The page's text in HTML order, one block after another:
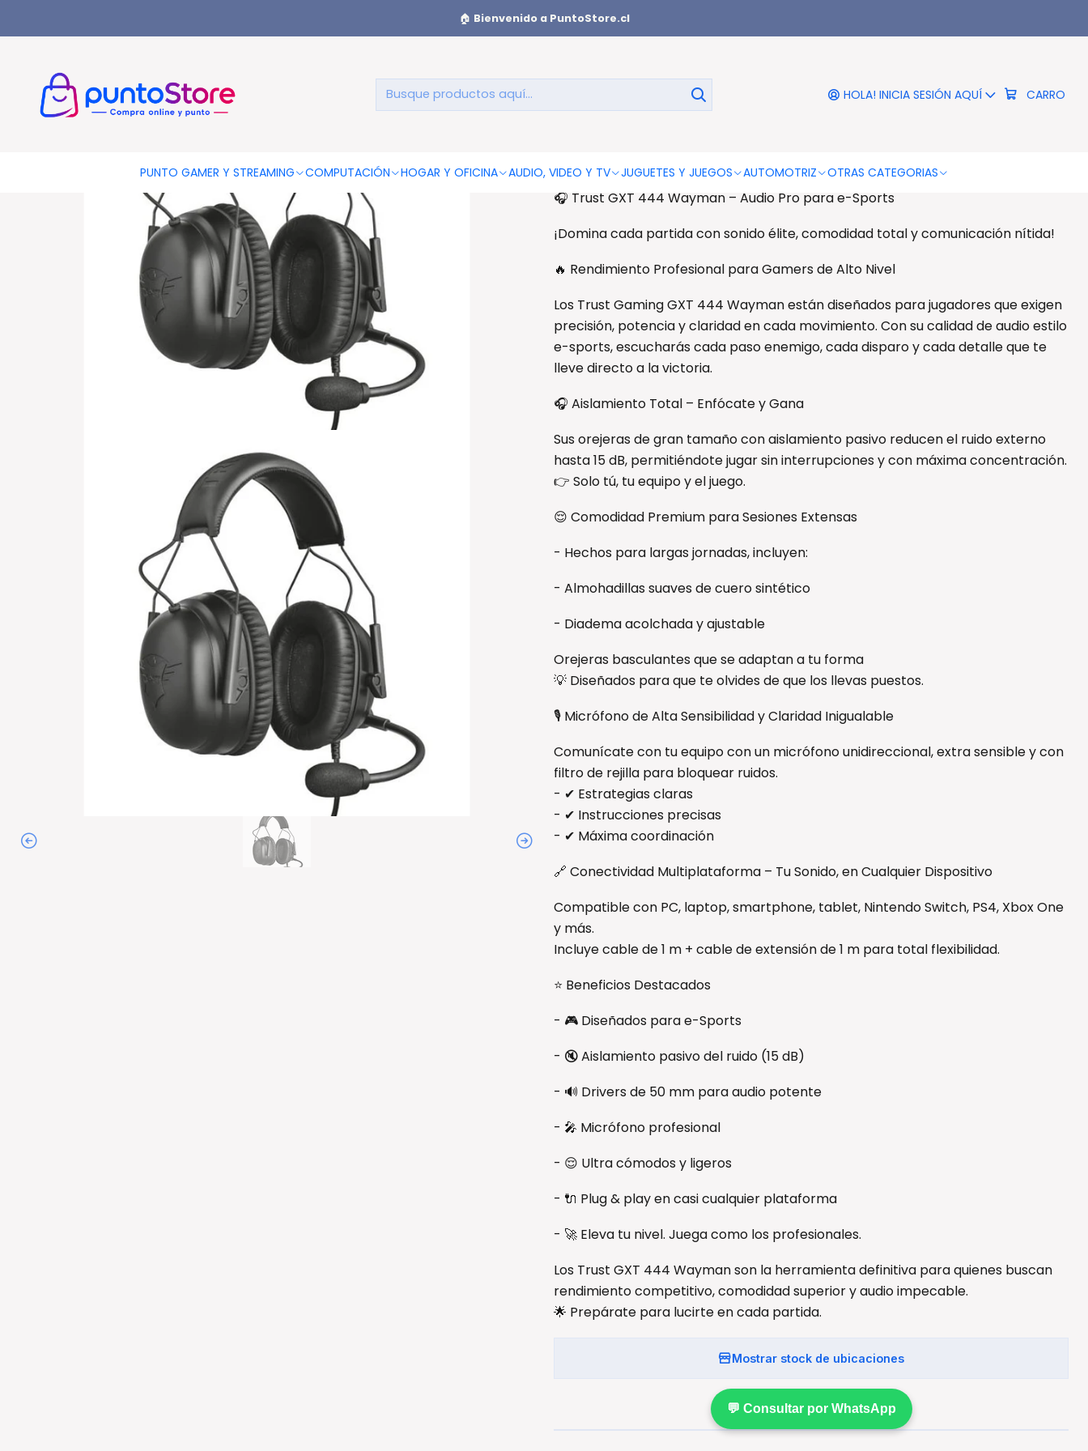
HOLA! INICIA SESIÓN AQUÍ CARRO
PUNTO GAMER Y STREAMING COMPUTACIÓN HOGAR Y OFICINA AUDIO, VIDEO Y TV JUGUETES Y JUEGOS AUTOMOTRIZ OTRAS CATEGORIAS
🏠 Bienvenido a PuntoStore.cl
Audífonos Gamer Pro e-Sports Trust GXT 444 Wayman - PS
Audífonos Gamer Pro e-Sports Trust
GXT 444 Wayman - PS
🎧 Trust GXT 444 Wayman – Audio Pro para e-Sports
¡Domina cada partida con sonido élite, comodidad total y comunicación nítida!
🔥 Rendimiento Profesional para Gamers de Alto Nivel
Los Trust Gaming GXT 444 Wayman están diseñados para jugadores que exigen
precisión, potencia y claridad en cada movimiento. Con su calidad de audio estilo
e-sports, escucharás cada paso enemigo, cada disparo y cada detalle que te
lleve directo a la victoria.
🎧 Aislamiento Total – Enfócate y Gana
Sus orejeras de gran tamaño con aislamiento pasivo reducen el ruido externo
hasta 15 dB, permitiéndote jugar sin interrupciones y con máxima concentración.
👉 Solo tú, tu equipo y el juego.
😌 Comodidad Premium para Sesiones Extensas
- Hechos para largas jornadas, incluyen:
- Almohadillas suaves de cuero sintético
- Diadema acolchada y ajustable
Orejeras basculantes que se adaptan a tu forma
💡 Diseñados para que te olvides de que los llevas puestos.
🎙 Micrófono de Alta Sensibilidad y Claridad Inigualable
Comunícate con tu equipo con un micrófono unidireccional, extra sensible y con
filtro de rejilla para bloquear ruidos.
- ✔ Estrategias claras
- ✔ Instrucciones precisas
- ✔ Máxima coordinación
🔗 Conectividad Multiplataforma – Tu Sonido, en Cualquier Dispositivo
Compatible con PC, laptop, smartphone, tablet, Nintendo Switch, PS4, Xbox One
y más.
Incluye cable de 1 m + cable de extensión de 1 m para total flexibilidad.
⭐ Beneficios Destacados
- 🎮 Diseñados para e-Sports
- 🔇 Aislamiento pasivo del ruido (15 dB)
- 🔊 Drivers de 50 mm para audio potente
- 🎤 Micrófono profesional
- 😌 Ultra cómodos y ligeros
- 🔌 Plug & play en casi cualquier plataforma
- 🚀 Eleva tu nivel. Juega como los profesionales.
Los Trust GXT 444 Wayman son la herramienta definitiva para quienes buscan
rendimiento competitivo, comodidad superior y audio impecable.
🌟 Prepárate para lucirte en cada partida.
Mostrar stock de ubicaciones
💬 Consultar por WhatsApp